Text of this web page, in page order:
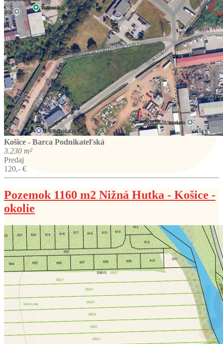
Košice - Barca Podnikateľská
3.230 m²
Predaj
120,- €
Pozemok 1160 m2 Nižná Hutka - Košice -
okolie